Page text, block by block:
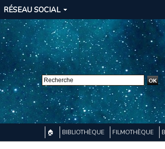
RÉSEAU SOCIAL
🏠 BIBLIOTHÈQUE FILMOTHÈQUE